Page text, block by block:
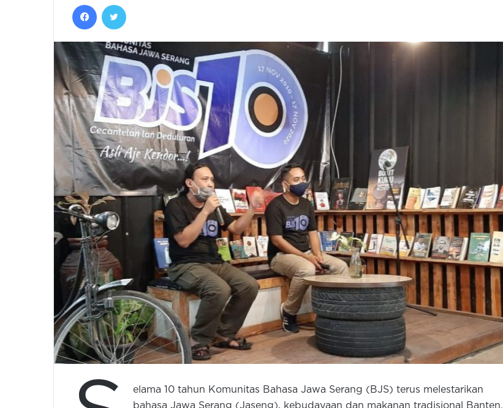
Facebook
elama 10 tahun Komunitas Bahasa Jawa Serang (BJS) terus melestarikan
bahasa Jawa Serang (Jaseng), kebudayaan dan makanan tradisional Banten.